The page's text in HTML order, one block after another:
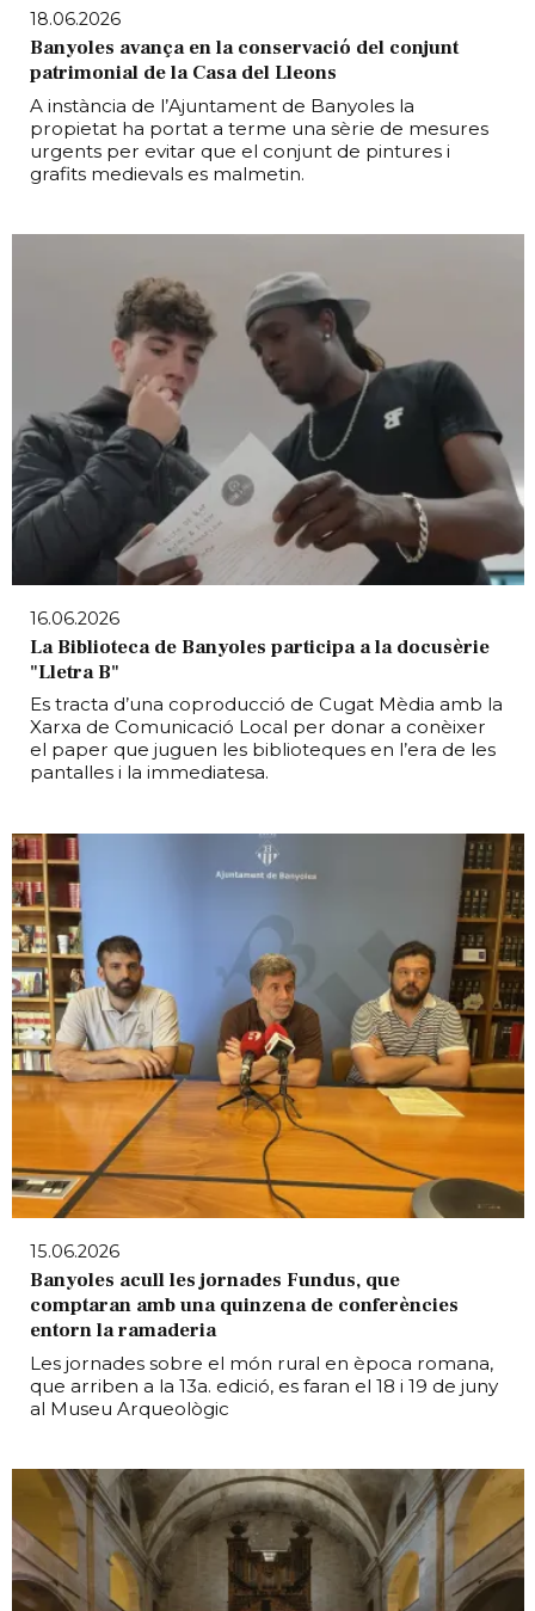
18.06.2026
Banyoles avança en la conservació del conjunt
patrimonial de la Casa del Lleons
A instància de l’Ajuntament de Banyoles la
propietat ha portat a terme una sèrie de mesures
urgents per evitar que el conjunt de pintures i
grafits medievals es malmetin.
16.06.2026
La Biblioteca de Banyoles participa a la docusèrie
"Lletra B"
Es tracta d’una coproducció de Cugat Mèdia amb la
Xarxa de Comunicació Local per donar a conèixer
el paper que juguen les biblioteques en l’era de les
pantalles i la immediatesa.
15.06.2026
Banyoles acull les jornades Fundus, que
comptaran amb una quinzena de conferències
entorn la ramaderia
Les jornades sobre el món rural en època romana,
que arriben a la 13a. edició, es faran el 18 i 19 de juny
al Museu Arqueològic